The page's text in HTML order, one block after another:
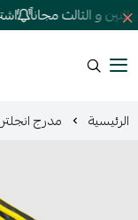
و الثالث مجاناً
الرئيسية مدرج انجلترا